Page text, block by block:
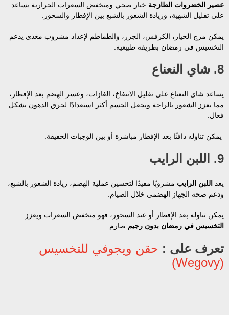
عصير الخضروات الطازجة خيار صحي ومنخفض السعرات الحرارية يساعد
على تقليل الشهية، وزيادة الشعور بالشبع بين الإفطار والسحور.
يمكن مزج الخيار، الكرفس، الجزر، والطماطم لإعداد مشروب مغذي يدعم
التخسيس في رمضان بطريقة طبيعية.
8. شاي النعناع
يساعد شاي النعناع على تقليل الانتفاخ، الغازات، وعسر الهضم بعد الإفطار،
مما يعزز الشعور بالراحة ويجعل الجسم أكثر استعدادًا لحرق الدهون بشكل
فعال.
يمكن تناوله دافئًا بعد الإفطار مباشرة أو بين الوجبات الخفيفة.
9. اللبن الرايب
يعد اللبن الرايب مشروبًا مفيدًا لتحسين عملية الهضم، زيادة الشعور بالشبع،
ودعم صحة الجهاز الهضمي خلال الصيام.
يمكن تناوله بعد الإفطار أو عند السحور، فهو منخفض السعرات ويعزز
التخسيس في رمضان بدون رجيم صارم.
تعرف على : حقن ويجوفي للتخسيس
(Wegovy)